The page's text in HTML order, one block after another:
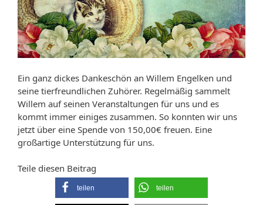
Ein ganz dickes Dankeschön an Willem Engelken und
seine tierfreundlichen Zuhörer. Regelmäßig sammelt
Willem auf seinen Veranstaltungen für uns und es
kommt immer einiges zusammen. So konnten wir uns
jetzt über eine Spende von 150,00€ freuen. Eine
großartige Unterstützung für uns.
Teile diesen Beitrag
teilen teilen